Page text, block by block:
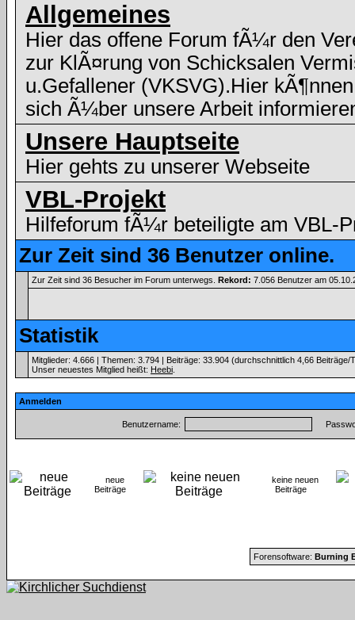
Allgemeines
Hier das offene Forum fÃ¼r den
zur KlÃ¤rung von Schicksalen
u.Gefallener (VKSVG).Hier
sich Ã¼ber unsere Arbeit
Unsere Hauptseite
Hier gehts zu unserer Webseite
VBL-Projekt
Hilfeforum fÃ¼r beteiligte am VBL-
Zur Zeit sind 36 Benutzer online.
Zur Zeit sind 36 Besucher im Forum unterwegs. Rekord: 7.056 Benutzer am
Statistik
Mitglieder: 4.666 | Themen: 3.794 | Beiträge: 33.904 (durchschnittlich 4,66 Beiträge/
Unser neuestes Mitglied heißt: Heebi
Anmelden
Benutzername:
neue
Beiträge
keine neuen
Beiträge
Forensoftware: Burning